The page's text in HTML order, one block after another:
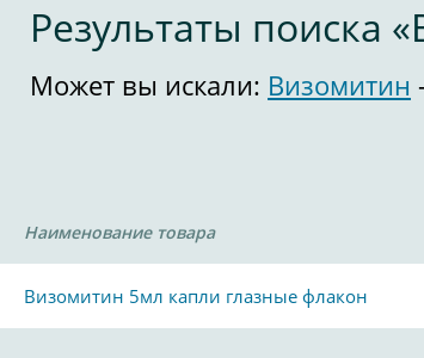
Результаты поиска
Может вы искали: Визомитин
Наименование товара
Визомитин 5мл капли глазные флакон